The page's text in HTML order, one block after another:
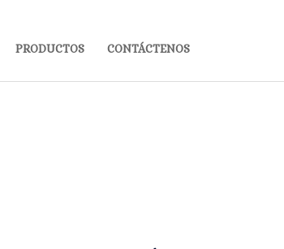
PRODUCTOS CONTÁCTENOS